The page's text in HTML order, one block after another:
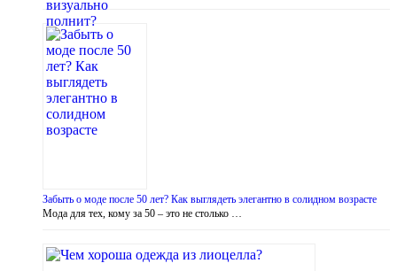
Забыть о моде после 50 лет? Как выглядеть элегантно в солидном возрасте
Мода для тех, кому за 50 – это не столько …